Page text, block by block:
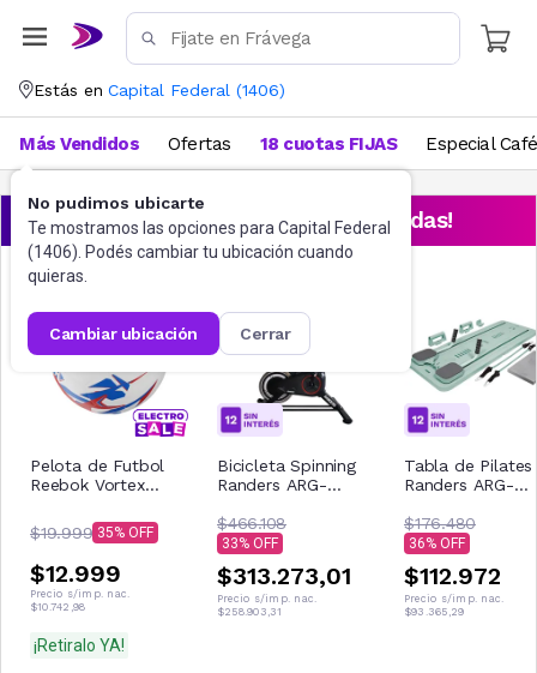
Estás en Capital Federal (1406)
No pudimos ubicarte
Te mostramos las opciones para Capital Federal
(1406). Podés cambiar tu ubicación cuando
quieras.
cambiar ubicación cerrar
Más Vendidos Ofertas 18 cuotas FIJAS Especial Café
¡Aprovechá las ofertas destacadas!
Pelota de Futbol
Reebok Vortex
$19.999 35
$12.999
Precio s/imp. nac.
$10.742,98
¡Retiralo YA!
Bicicleta Spinning
Randers ARG-
$466.108
33
$313.273,01
Precio s/imp. nac.
$258.903,31
Tabla de Pilates
Randers ARG-
$176.480
36
$112.972
Precio s/imp. nac.
$93.365,29